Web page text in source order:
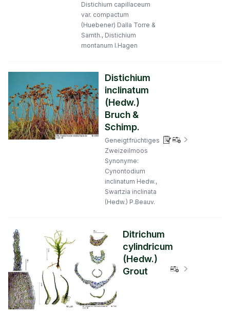
Distichium capillaceum
var. compactum
(Huebener) Dalla Torre &
Sarnth., Distichium
montanum I.Hagen
Distichium
inclinatum
(Hedw.)
Bruch &
Schimp.
Geneigtfrüchtiges
Zweizeilmoos
Synonyme:
Cynontodium
inclinatum Hedw.,
Swartzia inclinata
(Hedw.) P.Beauv.
Ditrichum
cylindricum
(Hedw.)
Grout